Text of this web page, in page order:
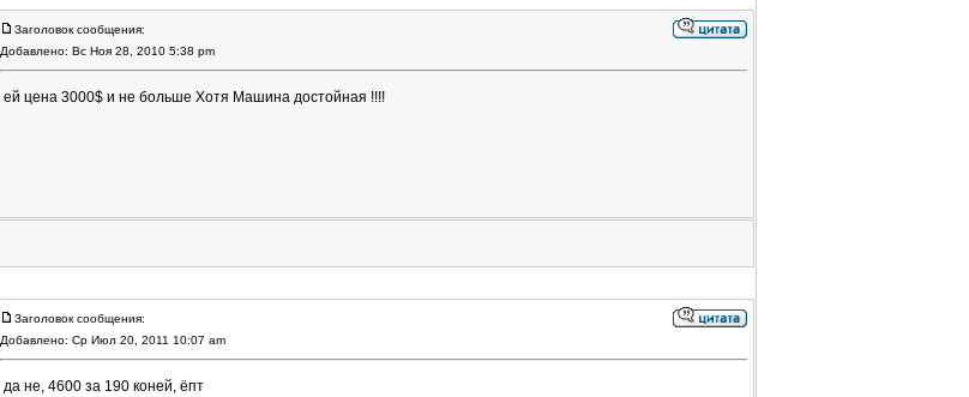
Заголовок сообщения:
Добавлено: Вс Ноя 28, 2010 5:38 pm
ей цена 3000$ и не больше Хотя Машина достойная !!!!
Заголовок сообщения:
Добавлено: Ср Июл 20, 2011 10:07 am
да не, 4600 за 190 коней, ёпт